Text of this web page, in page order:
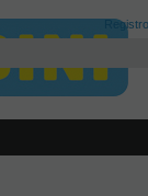
Registro